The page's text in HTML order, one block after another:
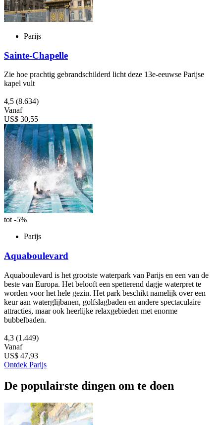
Parijs
Sainte-Chapelle
Zie hoe prachtig gebrandschilderd licht deze 13e-eeuwse Parijse
kapel vult
4,5 (8.634)
Vanaf
US$ 30,55
tot -5%
Parijs
Aquaboulevard
Aquaboulevard is het grootste waterpark van Parijs en een van de
beste van Europa. Het belooft een spetterend dagje waterpret te
worden voor het hele gezin. Het park beschikt namelijk over een
keur aan waterglijbanen, golfslagbaden en andere spectaculaire
attracties, maar ook heerlijke relaxgebieden met enorme
bubbelbaden.
4,3 (1.449)
Vanaf
US$ 47,93
Ontdek Parijs
De populairste dingen om te doen